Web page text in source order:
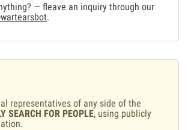
— fleave an inquiry through our
.
representatives of any side of the
SEARCH FOR PEOPLE, using publicly